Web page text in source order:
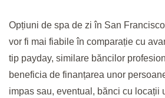
Opțiuni de spa de zi în San
vor fi mai fiabile în comparație cu
tip payday, similare băncilor
beneficia de finanțarea unor
impas sau, eventual, bănci cu locații